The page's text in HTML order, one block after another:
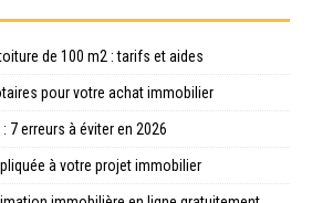
de 100 m2 : tarifs et aides
pour votre achat immobilier
7 erreurs à éviter en 2026
à votre projet immobilier